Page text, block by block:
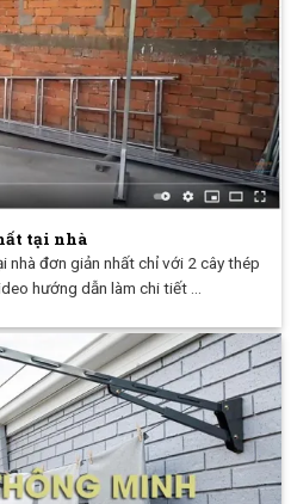
tại nhà
nhà đơn giản nhất chỉ với 2 cây thép
hướng dẫn làm chi tiết ...